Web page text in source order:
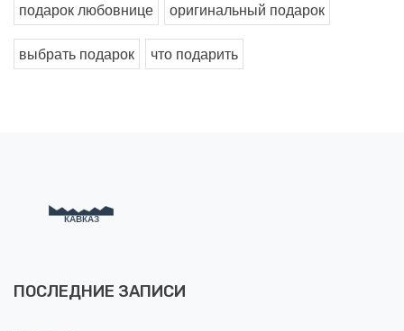
подарок любовнице оригинальный подарок
выбрать подарок что подарить
ПОСЛЕДНИЕ ЗАПИСИ